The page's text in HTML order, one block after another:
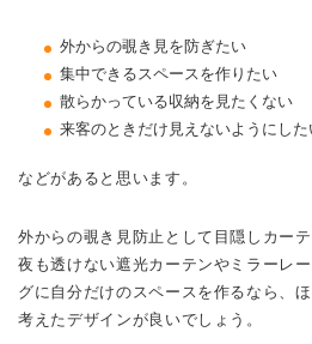
外からの覗き見を防ぎたい
集中できるスペースを作りたい
散らかっている収納を見たくない
来客のときだけ見えないようにした
などがあると思います。
外からの覗き見防止として目隠しカー
夜も透けない遮光カーテンやミラーレ
グに自分だけのスペースを作るなら、
考えたデザインが良いでしょう。